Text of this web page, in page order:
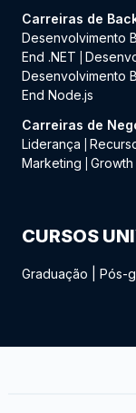
Carreiras de
Desenvolvimento
End .NET
Desenvolvimento
End Node.js
Carreiras de
Liderança
Marketing
CURSOS
Graduação Pós-